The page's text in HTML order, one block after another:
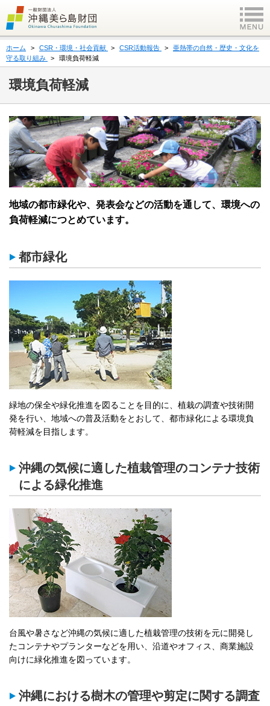
ホーム CSR・環境・社会貢献 CSR活動報告
亜熱帯の自然・歴史・文化を
守る取り組み
環境負荷軽減
環境負荷軽減
地域の都市緑化や、発表会などの活動を通して、環境への
負荷軽減につとめています。
都市緑化
緑地の保全や緑化推進を図ることを目的に、植栽の調査や技術開
発を行い、地域への普及活動をとおして、都市緑化による環境負
荷軽減を目指します。
沖縄の気候に適した植栽管理のコンテナ技術
による緑化推進
台風や暑さなど沖縄の気候に適した植栽管理の技術を元に開発し
たコンテナやプランターなどを用い、沿道やオフィス、商業施設
向けに緑化推進を図っています。
沖縄における樹木の管理や剪定に関する調査